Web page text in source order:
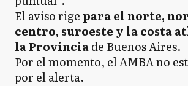
El aviso rige para el norte,
centro, suroeste y la costa
la Provinciade Buenos Aires.
Por el momento, el AMBA no
por el alerta.